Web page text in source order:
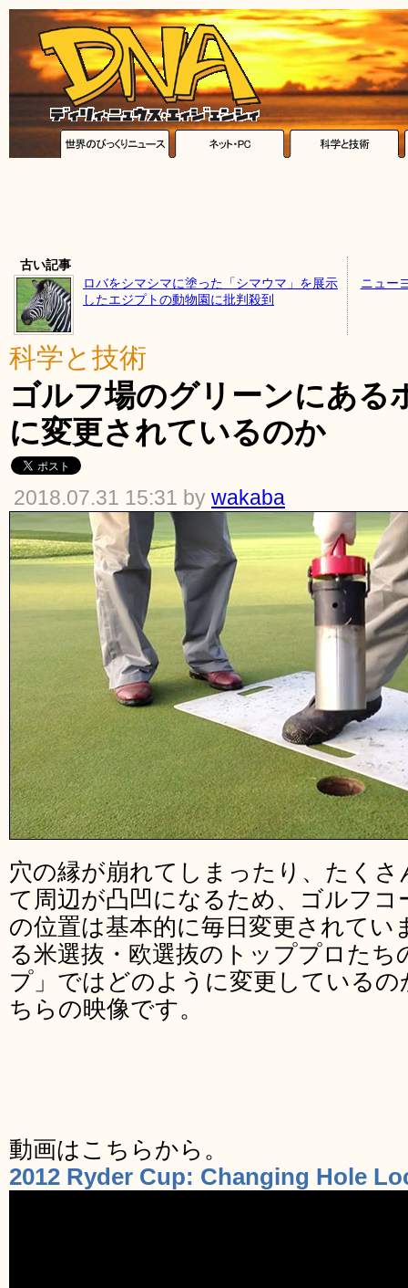
古い記事
ロバをシマシマに塗った「シマウマ」を展示
したエジプトの動物園に批判殺到
ニュー
科学と技術
ゴルフ場のグリーンにある
に変更されているのか
2018.07.31 15:31 by wakaba
穴の縁が崩れてしまったり、たく
て周辺が凸凹になるため、ゴルフ
の位置は基本的に毎日変更されてい
る米選抜・欧選抜のトッププロたち
プ」ではどのように変更している
ちらの映像です。
動画はこちらから。
2012 Ryder Cup: Changing Hole